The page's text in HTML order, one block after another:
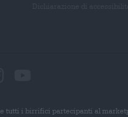
e tutti i birrifici partecipanti al